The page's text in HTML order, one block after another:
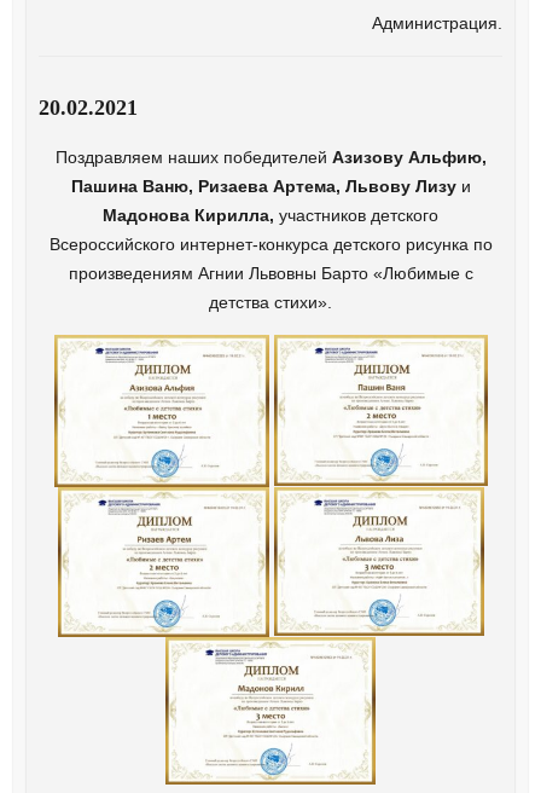
Администрация.
20.02.2021
Поздравляем наших победителей Азизову Альфию,
Пашина Ваню, Ризаева Артема, Львову Лизу и
Мадонова Кирилла, участников детского
Всероссийского интернет-конкурса детского рисунка по
произведениям Агнии Львовны Барто «Любимые с
детства стихи».